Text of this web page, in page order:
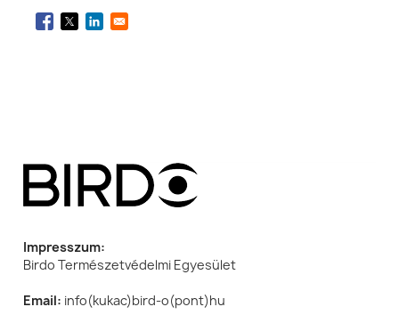
Impresszum:
Birdo Természetvédelmi Egyesület
Email: info(kukac)bird-o(pont)hu